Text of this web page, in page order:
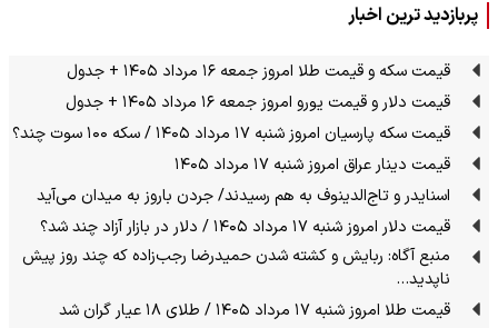
پربازدید ترین اخبار
قیمت سکه و قیمت طلا امروز جمعه ۱۶ مرداد ۱۴۰۵ + جدول
قیمت دلار و قیمت یورو امروز جمعه ۱۶ مرداد ۱۴۰۵ + جدول
قیمت سکه پارسیان امروز شنبه ۱۷ مرداد ۱۴۰۵ / سکه ۱۰۰ سوت چند؟
قیمت دینار عراق امروز شنبه ۱۷ مرداد ۱۴۰۵
اسنایدر و تاج‌الدینوف به هم رسیدند/ جردن باروز به میدان می‌آید
قیمت دلار امروز شنبه ۱۷ مرداد ۱۴۰۵ / دلار در بازار آزاد چند شد؟
منبع آگاه: ربایش و کشته شدن حمیدرضا رجب‌زاده که چند روز پیش
ناپدید…
قیمت طلا امروز شنبه ۱۷ مرداد ۱۴۰۵ / طلای ۱۸ عیار گران شد